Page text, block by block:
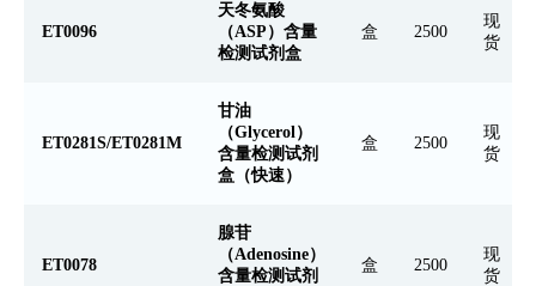
ET0096
天冬氨酸
（ASP）含量
检测试剂盒
盒 2500
现
货
ET0281S/ET0281M
甘油
（Glycerol）
含量检测试剂
盒（快速）
盒 2500
现
货
ET0078
腺苷
（Adenosine）
含量检测试剂
盒 2500
现
货